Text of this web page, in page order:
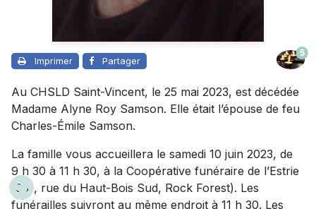
Imprimer Partager
5
Au CHSLD Saint-Vincent, le 25 mai 2023, est décédée
Madame Alyne Roy Samson. Elle était l’épouse de feu
Charles-Émile Samson.
La famille vous accueillera le samedi 10 juin 2023, de
9 h 30 à 11 h 30, à la Coopérative funéraire de l’Estrie
(951, rue du Haut-Bois Sud, Rock Forest). Les
funérailles suivront au même endroit à 11 h 30. Les